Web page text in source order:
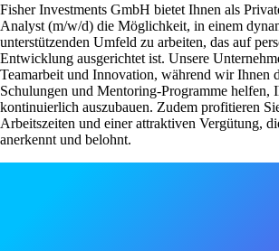
Fisher Investments GmbH bietet Ihnen als
Analyst (m/w/d) die Möglichkeit, in einem
unterstützenden Umfeld zu arbeiten, das auf
Entwicklung ausgerichtet ist. Unsere
Teamarbeit und Innovation, während wir Ihnen
Schulungen und Mentoring-Programme helfen,
kontinuierlich auszubauen. Zudem profitieren
Arbeitszeiten und einer attraktiven Vergütung,
anerkennt und belohnt.